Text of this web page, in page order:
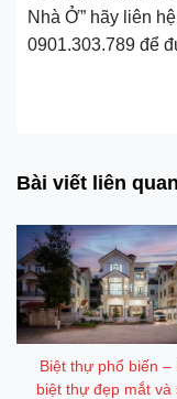
Nhà Ở” hãy liên
0901.303.789 để
Bài viết liên quan
Biệt thự phổ biến –
biệt thự đẹp mắt và